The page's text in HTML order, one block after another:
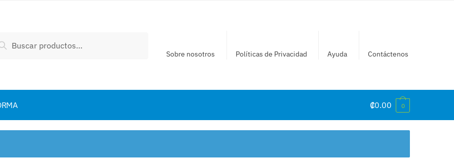
Buscar
Sobre nosotros Políticas de Privacidad Ayuda Contáctenos
₡0.00 0